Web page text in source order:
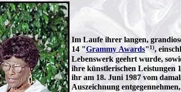
Im Laufe ihrer langen,
14 "Grammy Awards" 1),
Lebenswerk geehrt wurde,
ihre künstlerischen Leistungen
ihr am 18. Juni 1987 vom
Auszeichnung